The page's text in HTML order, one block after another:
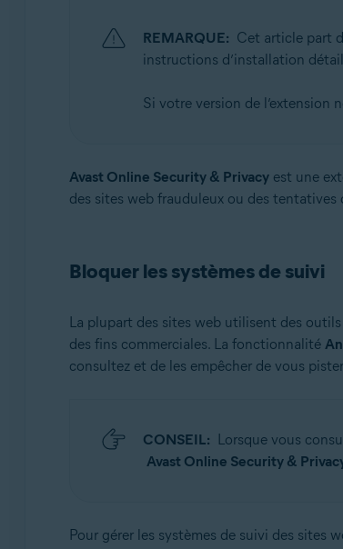
Systèmes d'exploitation:
Microsoft Windows 10 Famille/Pro/
Apple macOS 14.x (Sonoma)
Apple macOS 11.x (Big Sur)
Apple macOS 10.14.x (Mojave)
Apple macOS 10.13.x (High Sierra)
Apple macOS 10.12.x (Sierra)
REMARQUE: Cet article part
instructions d’installation
Si votre version de l’extension
Avast Online Security & Privacyest une
des sites web frauduleux ou des tentatives
Bloquer les systèmes de suivi
La plupart des sites web utilisent des
des fins commerciales. La fonctionnalité
consultez et de les empêcher de vous
CONSEIL: Lorsque vous
Avast Online Security &
Pour gérer les systèmes de suivi des sites